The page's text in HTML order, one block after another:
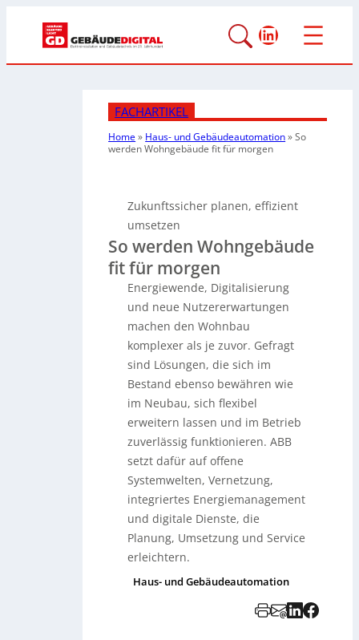
LinkedIn
FACHARTIKEL
Home» Haus- und Gebäudeautomation»So
werden Wohngebäude fit für morgen
Zukunftssicher planen, effizient
umsetzen
So werden Wohngebäude
fit für morgen
Energiewende, Digitalisierung
und neue Nutzererwartungen
machen den Wohnbau
komplexer als je zuvor. Gefragt
sind Lösungen, die sich im
Bestand ebenso bewähren wie
im Neubau, sich flexibel
erweitern lassen und im Betrieb
zuverlässig funktionieren. ABB
setzt dafür auf offene
Systemwelten, Vernetzung,
integriertes Energiemanagement
und digitale Dienste, die
Planung, Umsetzung und Service
erleichtern.
Haus- und Gebäudeautomation